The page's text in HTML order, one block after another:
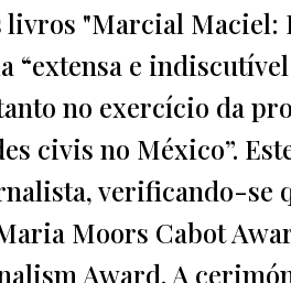
livros "Marcial
“extensa e
no exercício da
civis no México”.
verificando-se
Moors Cabot
Award. A